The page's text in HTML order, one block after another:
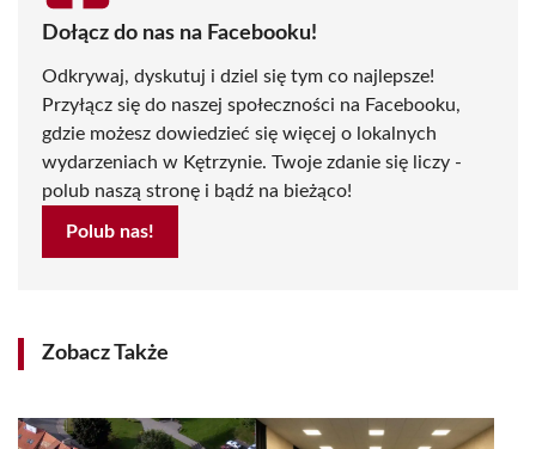
Dołącz do nas na Facebooku!
Odkrywaj, dyskutuj i dziel się tym co najlepsze!
Przyłącz się do naszej społeczności na Facebooku,
gdzie możesz dowiedzieć się więcej o lokalnych
wydarzeniach w Kętrzynie. Twoje zdanie się liczy -
polub naszą stronę i bądź na bieżąco!
Polub nas!
Zobacz Także